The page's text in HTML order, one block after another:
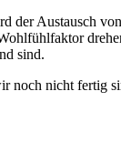
der Austausch
sind.
noch nicht fertig